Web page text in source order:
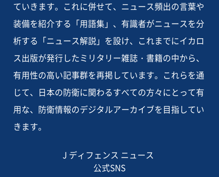
ていきます。これに併せて、ニュース頻出の言葉や
装備を紹介する「用語集」、有識者がニュースを分
析する「ニュース解説」を設け、これまでにイカロ
ス出版が発行したミリタリー雑誌・書籍の中から、
有用性の高い記事群を再掲しています。これらを通
じて、日本の防衛に関わるすべての方々にとって有
用な、防衛情報のデジタルアーカイブを目指してい
きます。
J ディフェンス ニュース
公式SNS